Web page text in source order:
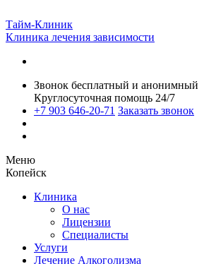
Тайм-Клиник
Клиника лечения зависимости
Звонок бесплатный и анонимный
Круглосуточная помощь 24/7
+7 903 646-20-71 Заказать звонок
Меню
Копейск
Клиника
О нас
Лицензии
Специалисты
Услуги
Лечение Алкоголизма